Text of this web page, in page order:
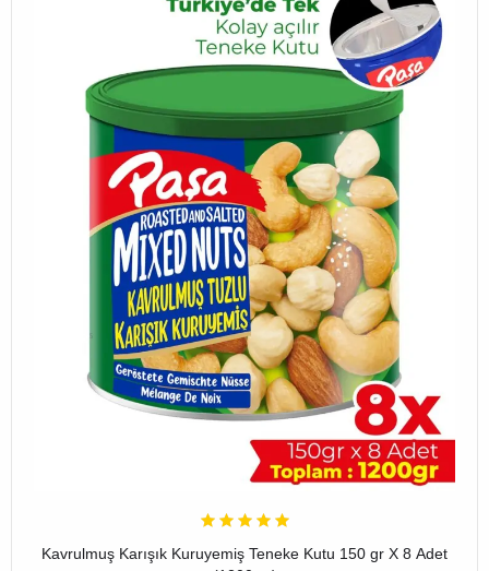
Kavrulmuş Karışık Kuruyemiş Teneke Kutu 150 gr X 8 Adet